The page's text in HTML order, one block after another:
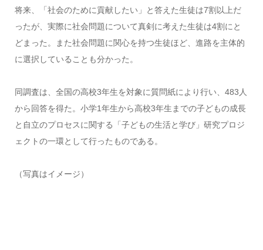
将来、「社会のために貢献したい」と答えた生徒は7割以上だ
ったが、実際に社会問題について真剣に考えた生徒は4割にと
どまった。また社会問題に関心を持つ生徒ほど、進路を主体的
に選択していることも分かった。
同調査は、全国の高校3年生を対象に質問紙により行い、483人
から回答を得た。小学1年生から高校3年生までの子どもの成長
と自立のプロセスに関する「子どもの生活と学び」研究プロジ
ェクトの一環として行ったものである。
（写真はイメージ）